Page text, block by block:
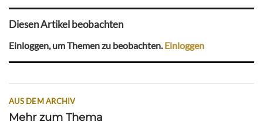
Diesen Artikel beobachten
Einloggen, um Themen zu beobachten.Einloggen
AUS DEM ARCHIV
Mehr zum Thema